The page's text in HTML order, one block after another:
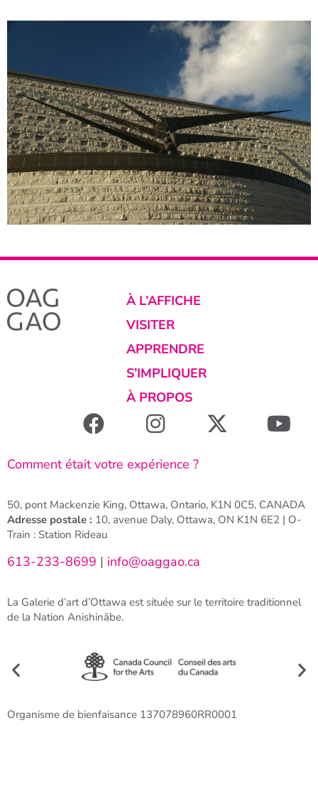
À L’AFFICHE
VISITER
APPRENDRE
S’IMPLIQUER
À PROPOS
Comment était votre expérience ?
50, pont Mackenzie King, Ottawa, Ontario, K1N 0C5, CANADA
Adresse postale : 10, avenue Daly, Ottawa, ON K1N 6E2 | O-
Train : Station Rideau
613-233-8699 | info@oaggao.ca
La Galerie d’art d’Ottawa est située sur le territoire traditionnel
de la Nation Anishinābe.
Organisme de bienfaisance 137078960RR0001